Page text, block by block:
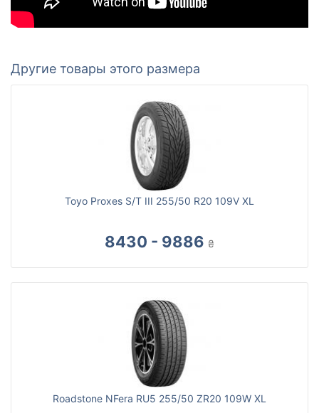
Другие товары этого размера
Toyo Proxes S/T III 255/50 R20 109V XL
8430 - 9886 ₴
Roadstone NFera RU5 255/50 ZR20 109W XL